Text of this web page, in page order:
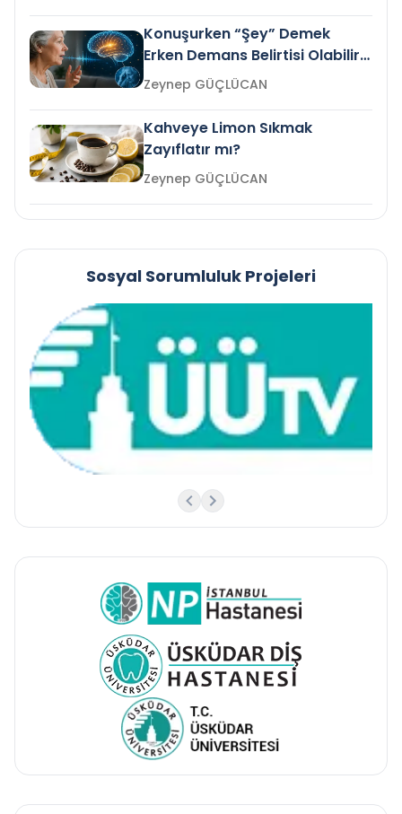
Konuşurken “Şey” Demek
Erken Demans Belirtisi Olabilir
mi?
Zeynep GÜÇLÜCAN
Kahveye Limon Sıkmak
Zayıflatır mı?
Zeynep GÜÇLÜCAN
Sosyal Sorumluluk Projeleri